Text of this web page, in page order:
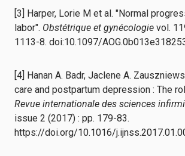
[3] Harper, Lorie M et al. "Normal
labor". Obstétrique et gynécologie vol.
1113-8. doi:10.1097/
[4] Hanan A. Badr, Jaclene A.
care and postpartum depression : The
Revue internationale des sciences
issue 2 (2017) : pp. 179-83.
https://doi.org/10.1016/